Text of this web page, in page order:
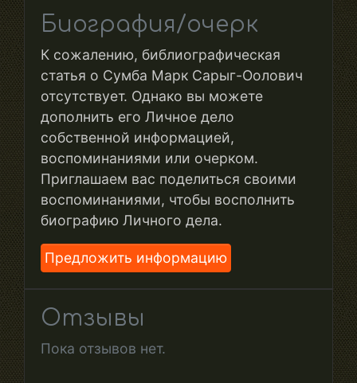
Биография/очерк
К сожалению, библиографическая
статья о Сумба Марк Сарыг-Оолович
отсутствует. Однако вы можете
дополнить его Личное дело
собственной информацией,
воспоминаниями или очерком.
Приглашаем вас поделиться своими
воспоминаниями, чтобы восполнить
биографию Личного дела.
Предложить информацию
Отзывы
Пока отзывов нет.